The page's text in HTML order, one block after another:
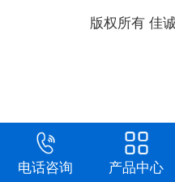
版权所有 佳
电话咨询 产品中心